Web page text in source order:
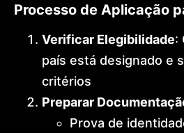
Processo de Aplicação
Verificar Elegibilidade:
país está designado e
critérios
Preparar
Prova de